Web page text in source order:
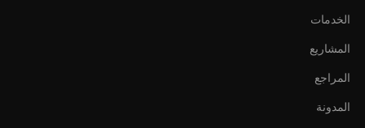
الخدمات
المشاريع
المراجع
المدونة